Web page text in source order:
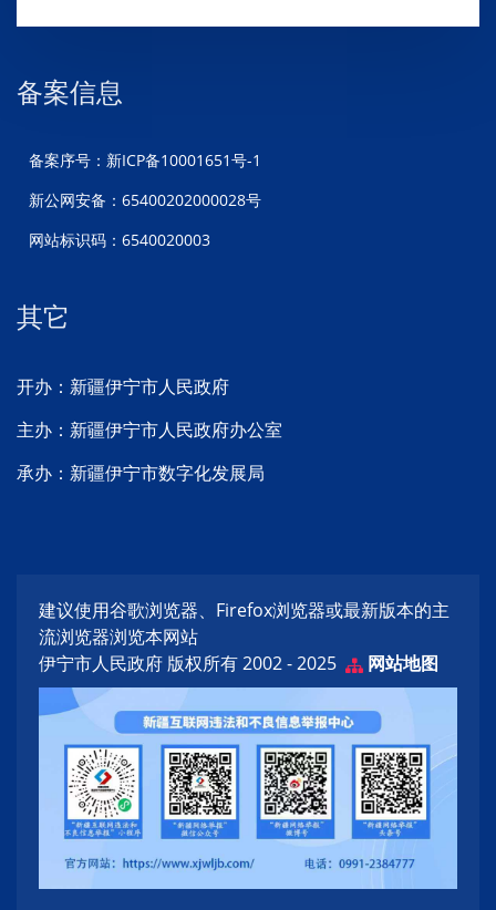
备案信息
备案序号：新ICP备10001651号-1
新公网安备：65400202000028号
网站标识码：6540020003
其它
开办：新疆伊宁市人民政府
主办：新疆伊宁市人民政府办公室
承办：新疆伊宁市数字化发展局
建议使用谷歌浏览器、Firefox浏览器或最新版本的主
流浏览器浏览本网站
伊宁市人民政府 版权所有 2002 - 2025
网站地图